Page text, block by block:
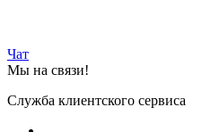
Чат
Мы на связи!
Служба клиентского сервиса